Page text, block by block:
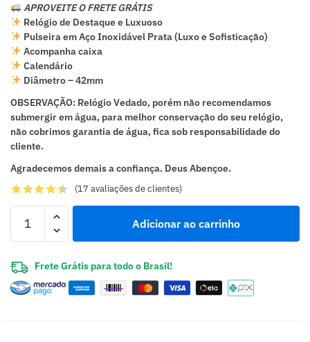
APROVEITE O FRETE GRÁTIS
Relógio de Destaque e Luxuoso
Pulseira em Aço Inoxidável Prata (Luxo e Sofisticação)
Acompanha caixa
Calendário
Diâmetro – 42mm
OBSERVAÇÃO: Relógio Vedado, porém não recomendamos
submergir em água, para melhor conservação do seu relógio,
não cobrimos garantia de água, fica sob responsabilidade do
cliente.
Agradecemos demais a confiança. Deus Abençoe.
(17 avaliações de clientes)
Adicionar ao carrinho
Frete Grátis para todo o Brasil!